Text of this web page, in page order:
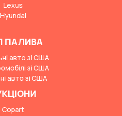
Lexus
Hyundai
ПАЛИВА
авто зі США
зі США
авто зі США
Copart